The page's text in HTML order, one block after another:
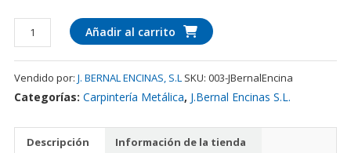
Automatización
persiana
motor
Somfy
Añadir al carrito
Vendido por: J. BERNAL ENCINAS, S.L SKU: 003-JBernalEncina
Categorías: Carpintería Metálica, J.Bernal Encinas S.L.
Descripción Información de la tienda